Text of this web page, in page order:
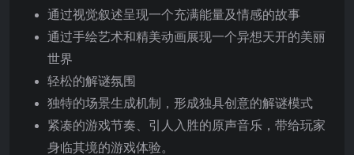
通过视觉叙述呈现一个充满能量及情感的故事
通过手绘艺术和精美动画展现一个异想天开的美丽
世界
轻松的解谜氛围
独特的场景生成机制，形成独具创意的解谜模式
紧凑的游戏节奏、引人入胜的原声音乐，带给玩家
身临其境的游戏体验。